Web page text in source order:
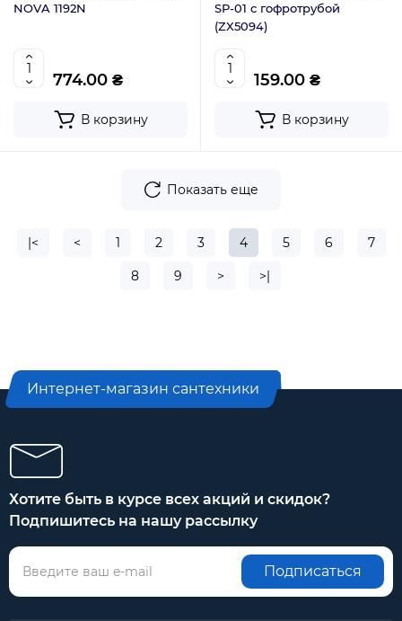
NOVA 1192N
774.00 ₴
В корзину
SP-01 с гофротрубой
(ZX5094)
159.00 ₴
В корзину
Показать еще
|< < 1 2 3 4 5 6 7
8 9 > >|
Интернет-магазин сантехники
Хотите быть в курсе всех акций и скидок?
Подпишитесь на нашу рассылку
Подписаться